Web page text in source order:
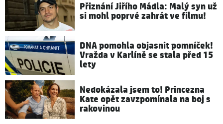
Přiznání Jiřího Mádla: Malý syn už
si mohl poprvé zahrát ve filmu!
DNA pomohla objasnit pomníček!
Vražda v Karlíně se stala před 15
lety
Nedokázala jsem to! Princezna
Kate opět zavzpomínala na boj s
rakovinou